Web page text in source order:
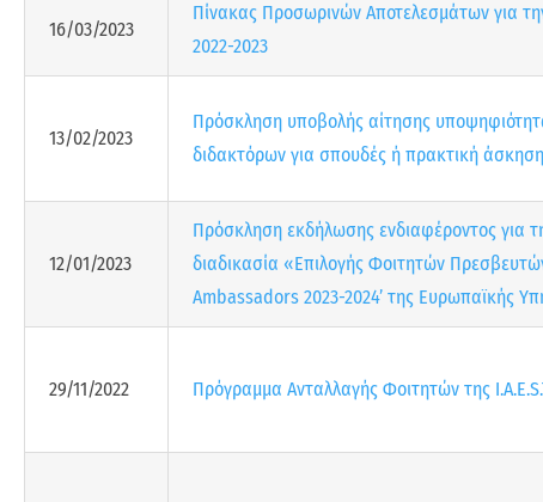
16/03/2023
Πίνακας Προσωρινών Αποτελεσμάτων για
2022-2023
13/02/2023
Πρόσκληση υποβολής αίτησης
διδακτόρων για σπουδές ή πρακτική
12/01/2023
Πρόσκληση εκδήλωσης ενδιαφέροντος για
διαδικασία «Επιλογής Φοιτητών
Ambassadors 2023-2024’ της Ευρωπαϊκής
29/11/2022 Πρόγραμμα Ανταλλαγής Φοιτητών της